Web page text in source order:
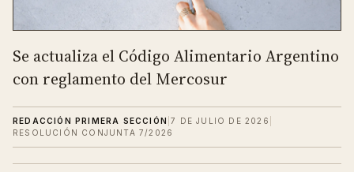
Se actualiza el Código Alimentario Argentino
con reglamento del Mercosur
REDACCIÓN PRIMERA SECCIÓN |7 DE JULIO DE 2026
RESOLUCIÓN CONJUNTA 7/2026